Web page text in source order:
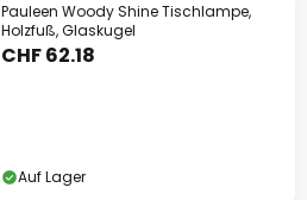
Pauleen Woody Shine Tischlampe,
Holzfuß, Glaskugel
CHF 62.18
Auf Lager